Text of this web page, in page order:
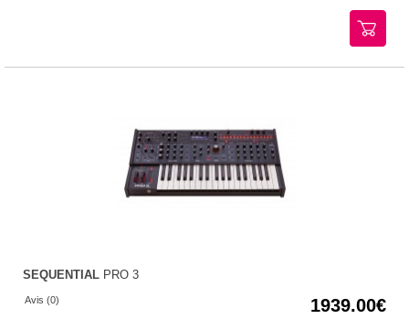
SEQUENTIAL PRO 3
Avis (0) 1939.00